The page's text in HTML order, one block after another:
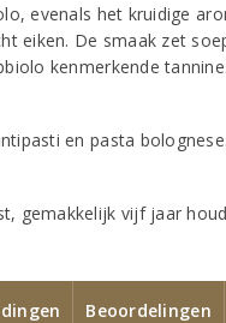
evenals het kruidige
eiken. De smaak zet
kenmerkende tannine.
en pasta bolognese.
gemakkelijk vijf jaar
Beoordelingen